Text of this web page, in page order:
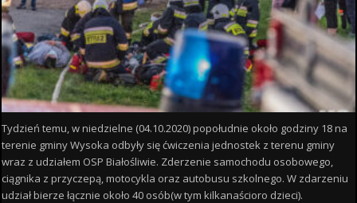
Tydzień temu, w niedzielne (04.10.2020) popołudnie około godziny 18 na
terenie gminy Wysoka odbyły się ćwiczenia jednostek z terenu gminy
wraz z udziałem OSP Białośliwie. Zderzenie samochodu osobowego,
ciągnika z przyczepą, motocykla oraz autobusu szkolnego. W zdarzeniu
udział bierze łącznie około 40 osób(w tym kilkanaścioro dzieci).